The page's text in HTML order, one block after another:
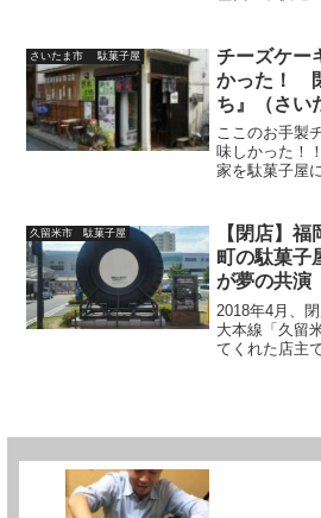
さいたま市 駄菓子屋
チーズケー
かった！
ち』（さい
ここのお手製
味しかった！
家を駄菓子屋
町の人たちに
木さんち』
久留米市 駄菓子屋
【閉店】
町の駄菓子
が夢の共
2018年4月、
大本線「久留
てくれた店主